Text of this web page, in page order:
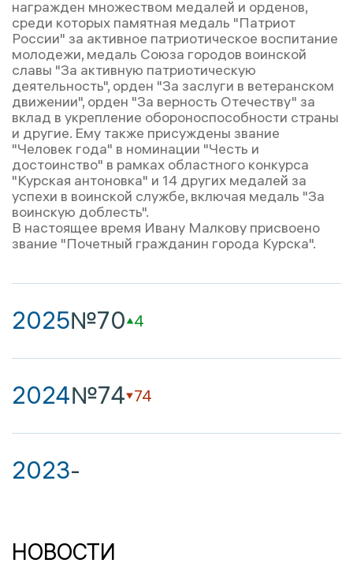
награжден множеством медалей и орденов,
среди которых памятная медаль "Патриот
России" за активное патриотическое воспитание
молодежи, медаль Союза городов воинской
славы "За активную патриотическую
деятельность", орден "За заслуги в ветеранском
движении", орден "За верность Отечеству" за
вклад в укрепление обороноспособности страны
и другие. Ему также присуждены звание
"Человек года" в номинации "Честь и
достоинство" в рамках областного конкурса
"Курская антоновка" и 14 других медалей за
успехи в воинской службе, включая медаль "За
воинскую доблесть".
В настоящее время Ивану Малкову присвоено
звание "Почетный гражданин города Курска".
2025№70 4
2024№74 74
2023-
НОВОСТИ